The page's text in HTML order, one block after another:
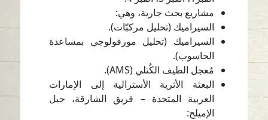
مشاريع بحث جارية، وهي:
السيراميك (تحليل مركبّات).
السيراميك (تحليل مورفولوجي بمساعدة
الحاسوب).
مُعجل الطيف الكُتلي (AMS).
البعثة الأثرية الأسترالية إلى الإمارات
العربية المتحدة – فريق الشارقة، جبل
الإميلح: